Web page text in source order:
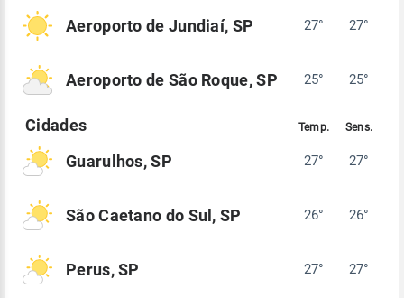
Aeroporto de Jundiaí, SP 27° 27°
Aeroporto de São Roque, SP 25° 25°
Guarulhos, SP 27° 27°
São Caetano do Sul, SP 26° 26°
Perus, SP 27° 27°